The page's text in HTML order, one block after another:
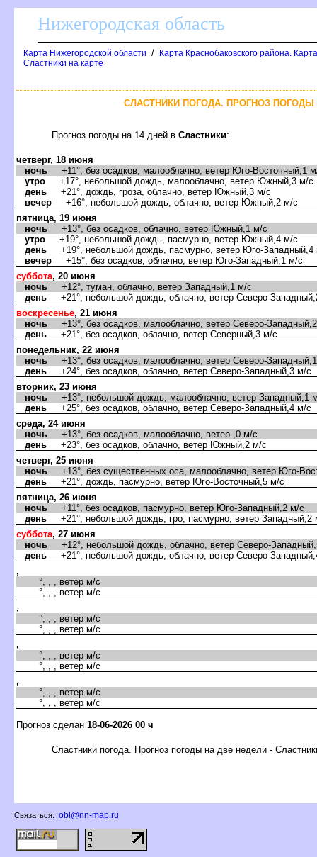
Нижегородская область
Карта Нижегородской области /
Карта Краснобаковского района.
Сластники на карте
СЛАСТНИКИ ПОГОДА. ПРОГНОЗ ПОГОДЫ
Прогноз погоды на 14 дней Сластники:
четверг, 18 июня
ночь +11°, без осадков, малооблачно, ветер Юго-Восточный,1
утро +17°, небольшой дождь, малооблачно, ветер Южный,3 м/с
день +21°, дождь, гроза, облачно, ветер Южный,3 м/с
ечер +16°, небольшой дождь, облачно, ветер Южный,2 м/с
пятница, 19 июня
ночь +13°, без осадков, облачно, ветер Южный,1 м/с
утро +19°, небольшой дождь, пасмурно, ветер Южный,4 м/с
день +19°, небольшой дождь, пасмурно, ветер Юго-Западный,4
ечер +15°, без осадков, облачно, ветер Юго-Западный,1 м/с
суббота, 20 июня
ночь +12°, туман, облачно, ветер Западный,1 м/с
день +21°, небольшой дождь, облачно, ветер Северо-
оскресенье, 21 июня
ночь +13°, без осадков, малооблачно, ветер Северо-
день +21°, без осадков, облачно, ветер Северный,3 м/с
понедельник, 22 июня
ночь +13°, без осадков, малооблачно, ветер Северо-
день +24°, без осадков, облачно, ветер Северо-Западный,3 м/с
торник, 23 июня
ночь +13°, небольшой дождь, малооблачно, ветер Западный,1
день +25°, без осадков, облачно, ветер Северо-Западный,4 м/с
среда, 24 июня
ночь +13°, без осадков, малооблачно, ветер ,0 м/с
день +23°, без осадков, облачно, ветер Южный,2 м/с
четверг, 25 июня
ночь +13°, без существенных оса, малооблачно, ветер Юго-
день +21°, дождь, пасмурно, ветер Юго-Восточный,5 м/с
пятница, 26 июня
ночь +11°, без осадков, пасмурно, ветер Юго-Западный,2 м/с
день +21°, небольшой дождь, гро, пасмурно, ветер Западный,2
суббота, 27 июня
ночь +12°, небольшой дождь, облачно, ветер Северо-
день +21°, небольшой дождь, облачно, ветер Северо-
,
°, , , ветер м/с
°, , , ветер м/с
,
°, , , ветер м/с
°, , , ветер м/с
,
°, , , ветер м/с
°, , , ветер м/с
,
°, , , ветер м/с
°, , , ветер м/с
Прогноз сделан 18-06-2026 00 ч
Сластники погода. Прогноз погоды на две недели -
Связаться: obl@nn-map.ru